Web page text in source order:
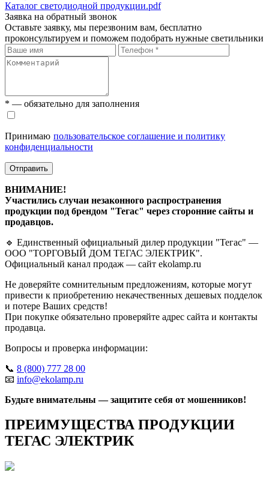
Каталог светодиодной продукции.pdf
Заявка на обратный звонок
Оставьте заявку, мы перезвоним вам, бесплатно
проконсультируем и поможем подобрать нужные светильники
* — обязательно для заполнения
Принимаю пользовательское соглашение и политику
конфиденциальности
Отправить
ВНИМАНИЕ!
Участились случаи незаконного распространения
продукции под брендом "Тегас" через сторонние сайты и
продавцов.
🔹 Единственный официальный дилер продукции "Тегас" —
ООО "ТОРГОВЫЙ ДОМ ТЕГАС ЭЛЕКТРИК".
Официальный канал продаж — сайт ekolamp.ru
Не доверяйте сомнительным предложениям, которые могут
привести к приобретению некачественных дешевых подделок
и потере Ваших средств!
При покупке обязательно проверяйте адрес сайта и контакты
продавца.
Вопросы и проверка информации:
📞 8 (800) 777 28 00
📧 info@ekolamp.ru
Будьте внимательны — защитите себя от мошенников!
ПРЕИМУЩЕСТВА ПРОДУКЦИИ
ТЕГАС ЭЛЕКТРИК